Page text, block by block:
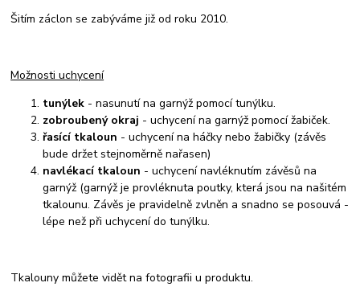
Šitím záclon se zabýváme již od roku 2010.
Možnosti uchycení
tunýlek - nasunutí na garnýž pomocí tunýlku.
zobroubený okraj - uchycení na garnýž pomocí žabiček.
řasící tkaloun - uchycení na háčky nebo žabičky (závěs
bude držet stejnoměrně nařasen)
navlékací tkaloun - uchycení navléknutím závěsů na
garnýž (garnýž je provléknuta poutky, která jsou na našitém
tkalounu. Závěs je pravidelně zvlněn a snadno se posouvá -
lépe než při uchycení do tunýlku.
Tkalouny můžete vidět na fotografii u produktu.